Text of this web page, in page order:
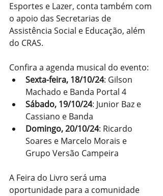
Esportes e Lazer, conta também com
o apoio das Secretarias de
Assistência Social e Educação, além
do CRAS.
Confira a agenda musical do evento:
Sexta-feira, 18/10/24: Gilson
Machado e Banda Portal 4
Sábado, 19/10/24: Junior Baz e
Cassiano e Banda
Domingo, 20/10/24: Ricardo
Soares e Marcelo Morais e
Grupo Versão Campeira
A Feira do Livro será uma
oportunidade para a comunidade